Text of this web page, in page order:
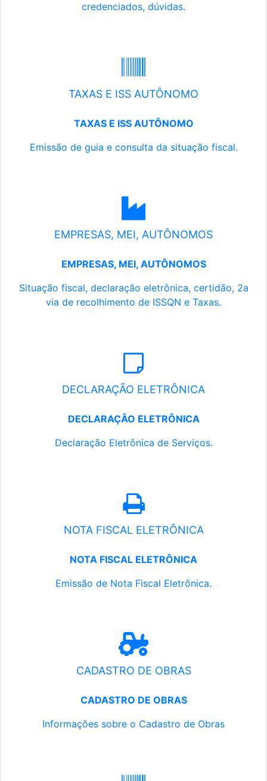
credenciados, dúvidas.
TAXAS E ISS AUTÔNOMO
TAXAS E ISS AUTÔNOMO
Emissão de guia e consulta da situação fiscal.
EMPRESAS, MEI, AUTÔNOMOS
EMPRESAS, MEI, AUTÔNOMOS
Situação fiscal, declaração eletrônica, certidão, 2a
via de recolhimento de ISSQN e Taxas.
DECLARAÇÃO ELETRÔNICA
DECLARAÇÃO ELETRÔNICA
Declaração Eletrônica de Serviços.
NOTA FISCAL ELETRÔNICA
NOTA FISCAL ELETRÔNICA
Emissão de Nota Fiscal Eletrônica.
CADASTRO DE OBRAS
CADASTRO DE OBRAS
Informações sobre o Cadastro de Obras